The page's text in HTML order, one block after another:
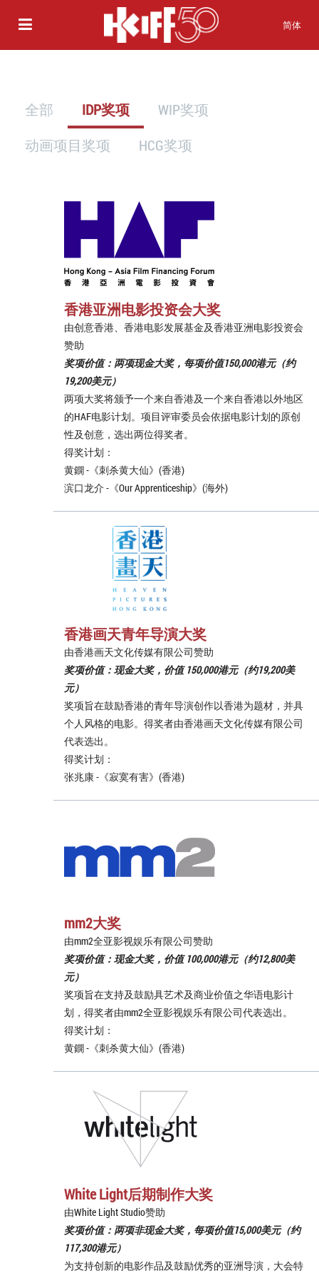
简体
全部 IDP奖项
WIP奖项
动画项目奖项
HCG奖项
香港亚洲电影投资会大奖
由创意香港、香港电影发展基金及香港亚洲电影投资会
赞助
奖项价值：两项现金大奖，每项价值150,000港元（约
19,200美元）
两项大奖将颁予一个来自香港及一个来自香港以外地区
的HAF电影计划。项目评审委员会依据电影计划的原创
性及创意，选出两位得奖者。
得奖计划：
黄鐦 -《刺杀黄大仙》(香港)
滨口龙介 -《Our Apprenticeship》(海外)
香港画天青年导演大奖
由香港画天文化传媒有限公司赞助
奖项价值：现金大奖，价值 150,000港元（约19,200美
元）
奖项旨在鼓励香港的青年导演创作以香港为题材，并具
个人风格的电影。得奖者由香港画天文化传媒有限公司
代表选出。
得奖计划：
张兆康 -《寂寞有害》(香港)
mm2大奖
由mm2全亚影视娱乐有限公司赞助
奖项价值：现金大奖，价值 100,000港元（约12,800美
元）
奖项旨在支持及鼓励具艺术及商业价值之华语电影计
划，得奖者由mm2全亚影视娱乐有限公司代表选出。
得奖计划：
黄鐦 -《刺杀黄大仙》(香港)
White Light后期制作大奖
由White Light Studio赞助
奖项价值：两项非现金大奖，每项价值15,000美元（约
117,300港元）
为支持创新的电影作品及鼓励优秀的亚洲导演，大会特